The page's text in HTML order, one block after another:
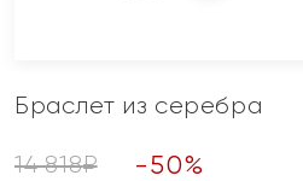
Браслет из серебра
14 818₽ -50%